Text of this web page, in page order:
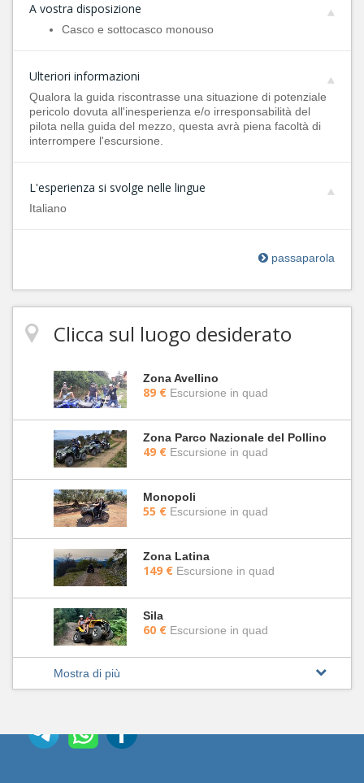
A vostra disposizione
Casco e sottocasco monouso
Ulteriori informazioni
Qualora la guida riscontrasse una situazione di potenziale
pericolo dovuta all'inesperienza e/o irresponsabilità del
pilota nella guida del mezzo, questa avrà piena facoltà di
interrompere l'escursione.
L'esperienza si svolge nelle lingue
Italiano
passaparola
Clicca sul luogo desiderato
Zona Avellino
89 € Escursione in quad
Zona Parco Nazionale del Pollino
49 € Escursione in quad
Monopoli
55 € Escursione in quad
Zona Latina
149 € Escursione in quad
Sila
60 € Escursione in quad
Mostra di più